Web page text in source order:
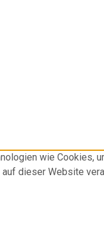
wie
dieser Website